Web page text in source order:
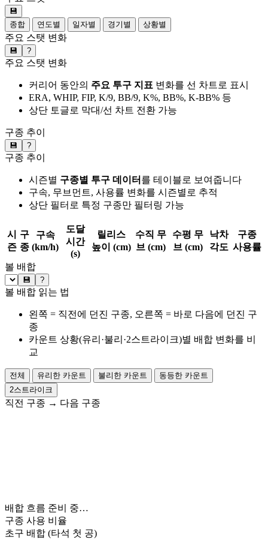
💾
종합
연도별 일자별 경기별 상황별
주요 스탯 변화
💾 ?
주요 스탯 변화
커리어 동안의 주요 투구 지표 변화를 선 차트로 표시
ERA, WHIP, FIP, K/9, BB/9, K%, BB%, K-BB% 등
상단 토글로 막대/선 차트 전환 가능
구종 추이
💾 ?
구종 추이
시즌별 구종별 투구 데이터 를 테이블로 보여줍니다
구속, 무브먼트, 사용률 변화를 시즌별로 추적
상단 필터로 특정 구종만 필터링 가능
시
즌
구
종
구속
(km/h)
도달
시간
(s)
릴리스
높이 (cm)
수직 무
브 (cm)
수평 무
브 (cm)
낙차
각도
구종
사용률
볼 배합
💾 ?
볼 배합 읽는 법
왼쪽 = 직전에 던진 구종, 오른쪽 = 바로 다음에 던진 구
종
카운트 상황(유리·불리·2스트라이크)별 배합 변화를 비
교
전체 유리한 카운트 불리한 카운트
동등한 카운트
2스트라이크
직전 구종 → 다음 구종
배합 흐름 준비 중…
구종 사용 비율
초구 배합 (타석 첫 공)